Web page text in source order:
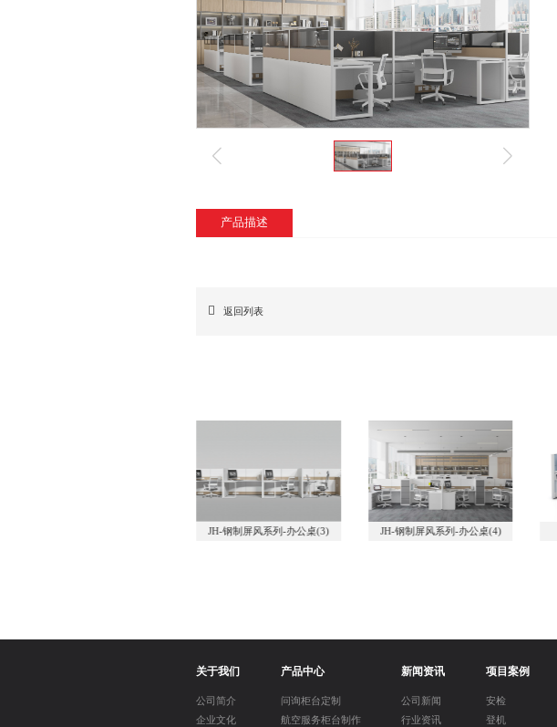
产品描述
返回列表
JH-钢制屏风系列-办公桌(4) JH-屏风(1)
关于我们
公司简介
企业文化
产品中心
问询柜台定制
航空服务柜台制作
新闻资讯
公司新闻
行业资讯
项目案例
安检
登机